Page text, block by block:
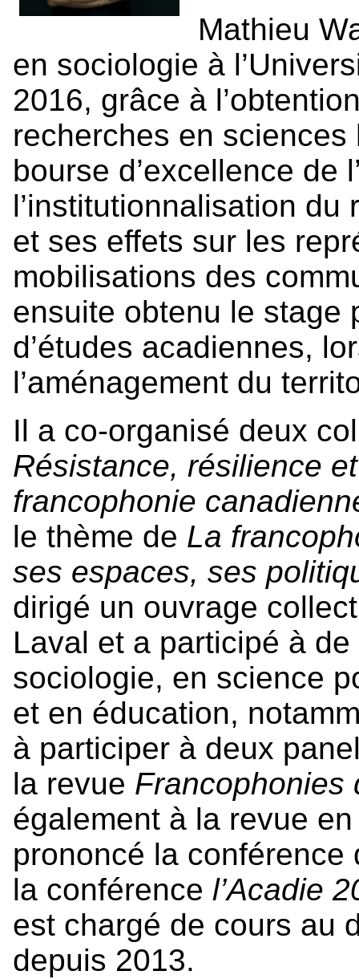
Mathieu
en sociologie à
2016, grâce à
recherches en
bourse d’excellence de
l’institutionnalisation
et ses effets sur les
mobilisations des
ensuite obtenu le stage
d’études acadiennes,
l’aménagement du
Il a co-organisé deux
Résistance, résilience
francophonie
le thème de La
ses espaces, ses
dirigé un ouvrage
Laval et a participé à
sociologie, en science
et en éducation,
à participer à deux
la revue Francophonies
également à la revue
prononcé la conférence
la conférence l’Acadie
est chargé de cours au
depuis 2013.